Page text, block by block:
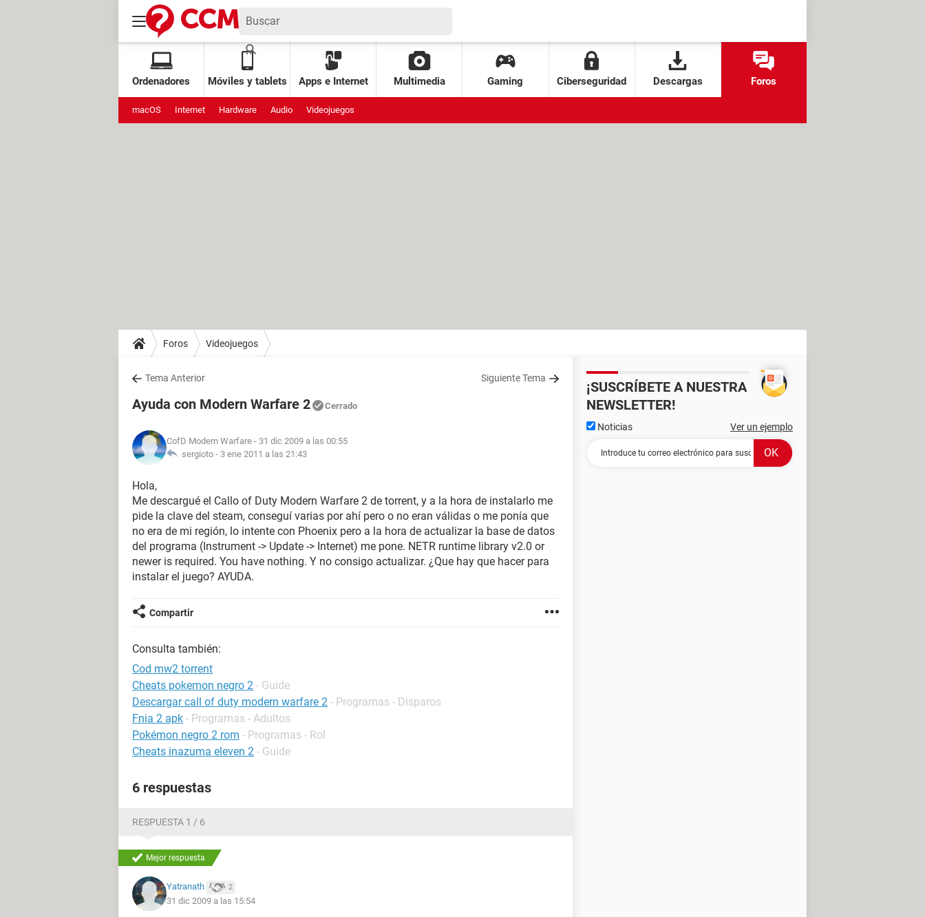
Ordenadores Móviles y tablets Apps e Internet Multimedia Gaming Ciberseguridad Descargas Foros
macOS Internet Hardware Audio Videojuegos
Foros Videojuegos
Tema Anterior Siguiente Tema
Ayuda con Modern Warfare 2 Cerrado
CofD Modern Warfare - 31 dic 2009 a las 00:55
sergioto - 3 ene 2011 a las 21:43
Hola,
Me descargué el Callo of Duty Modern Warfare 2 de torrent, y a la hora de instalarlo me
pide la clave del steam, conseguí varias por ahí pero o no eran válidas o me ponía que
no era de mi región, lo intente con Phoenix pero a la hora de actualizar la base de datos
del programa (Instrument -> Update -> Internet) me pone. NETR runtime library v2.0 or
newer is required. You have nothing. Y no consigo actualizar. ¿Que hay que hacer para
instalar el juego? AYUDA.
Compartir
Consulta también:
Cod mw2 torrent
Cheats pokemon negro 2 - Guide
Descargar call of duty modern warfare 2 - Programas - Disparos
Fnia 2 apk - Programas - Adultos
Pokémon negro 2 rom - Programas - Rol
Cheats inazuma eleven 2 - Guide
6 respuestas
RESPUESTA 1 / 6
Mejor respuesta
Yatranath 2
31 dic 2009 a las 15:54
¡SUSCRÍBETE A NUESTRA
NEWSLETTER!
Noticias Ver un ejemplo